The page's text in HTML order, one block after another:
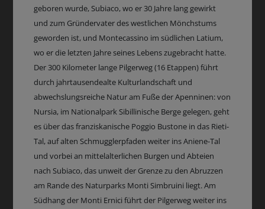
geboren wurde, Subiaco, wo er 30 Jahre lang gewirkt
und zum Gründervater des westlichen Mönchstums
geworden ist, und Montecassino im südlichen Latium,
wo er die letzten Jahre seines Lebens zugebracht hatte.
Der 300 Kilometer lange Pilgerweg (16 Etappen) führt
durch jahrtausendealte Kulturlandschaft und
abwechslungsreiche Natur am Fuße der Apenninen: von
Nursia, im Nationalpark Sibillinische Berge gelegen, geht
es über das franziskanische Poggio Bustone in das Rieti-
Tal, auf alten Schmugglerpfaden weiter ins Aniene-Tal
und vorbei an mittelalterlichen Burgen und Abteien
nach Subiaco, das unweit der Grenze zu den Abruzzen
am Rande des Naturparks Monti Simbruini liegt. Am
Südhang der Monti Ernici führt der Pilgerweg weiter ins